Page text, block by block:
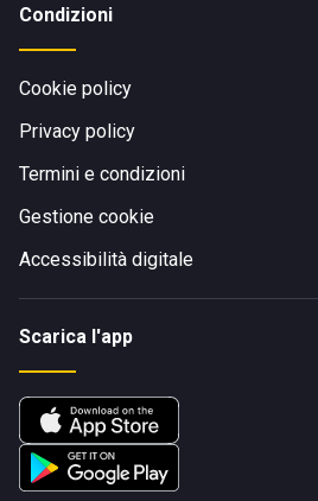
Condizioni
Cookie policy
Privacy policy
Termini e condizioni
Gestione cookie
Accessibilità digitale
Scarica l'app